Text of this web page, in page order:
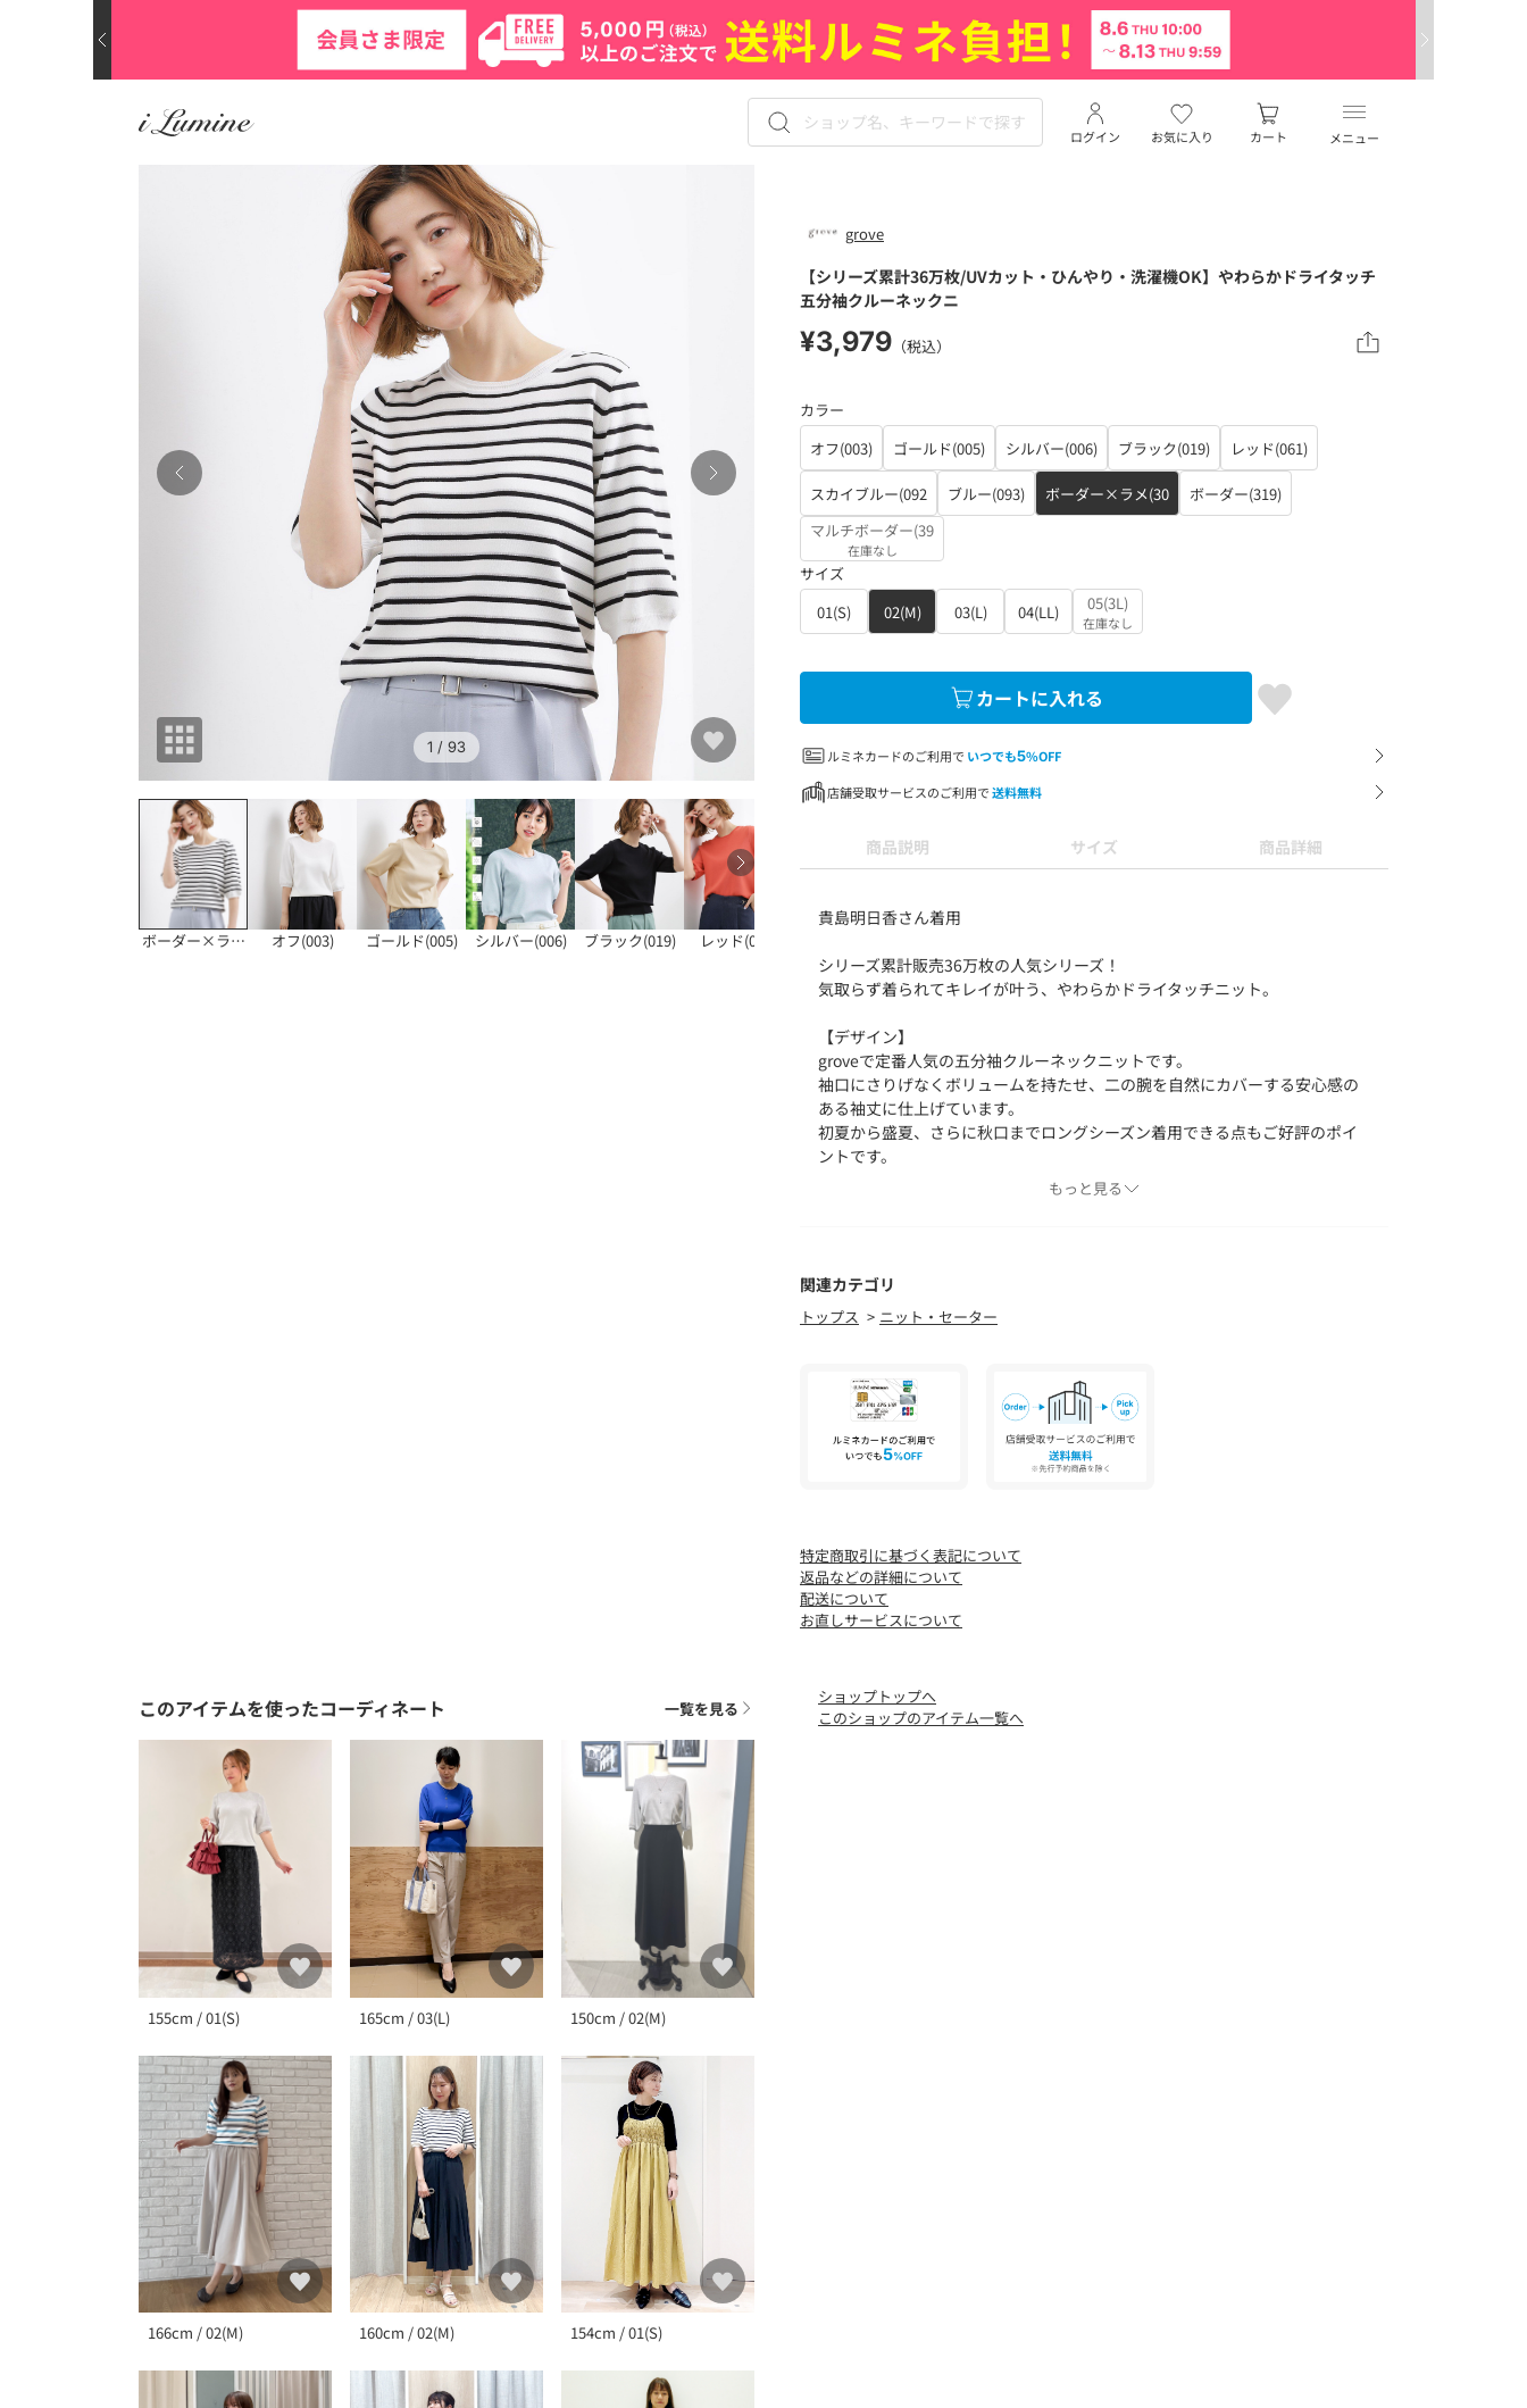
メニュー
お気に入り
ログイン カート
1 / 93
ボーダー×ラメ(30 オフ(003) ゴールド(005) シルバー(006) ブラック(019) レッド(061)
grove
【シリーズ累計36万枚/UVカット・ひんやり・洗濯機OK】やわらかドライタッチ
五分袖クルーネックニ
¥3,979 （税込）
カラー
オフ(003)
ゴールド(005) シルバー(006) ブラック(019) レッド(061)
スカイブルー(092 ブルー(093) ボーダー×ラメ(30
ボーダー(319)
マルチボーダー(39
在庫なし
サイズ
01(S)
02(M) 03(L) 04(LL) 05(3L)
在庫なし
カートに入れる
ルミネカードのご利用で いつでも5%OFF
店舗受取サービスのご利用で送料無料
商品説明 サイズ 商品詳細
貴島明日香さん着用
シリーズ累計販売36万枚の人気シリーズ！
気取らず着られてキレイが叶う、やわらかドライタッチニット。
【デザイン】
groveで定番人気の五分袖クルーネックニットです。
袖口にさりげなくボリュームを持たせ、二の腕を自然にカバーする安心感の
ある袖丈に仕上げています。
初夏から盛夏、さらに秋口までロングシーズン着用できる点もご好評のポイ
ントです。
衿元はすっきりとしたクルーネックで、デコルテがきれいに見えるラインに
こだわりました。
衿元には編地変化のデザインを入れ、シンプルな中にさりげないアクセント
今シーズンからはラメとマルチボーダーも新たに登場しています。
【素材】
ひんやりとした着心地で快適に着用でき、ご自宅の洗濯機でお洗濯可能。
・接触冷感
・UVカット
【スタイリング】
もっと見る
関連カテゴリ
トップス ニット・セーター
特定商取引に基づく表記について
返品などの詳細について
配送について
お直しサービスについて
このアイテムを使ったコーディネート 一覧を見る
155cm / 01(S) 165cm / 03(L) 150cm / 02(M)
166cm / 02(M) 160cm / 02(M) 154cm / 01(S)
ショップトップへ
このショップのアイテム一覧へ